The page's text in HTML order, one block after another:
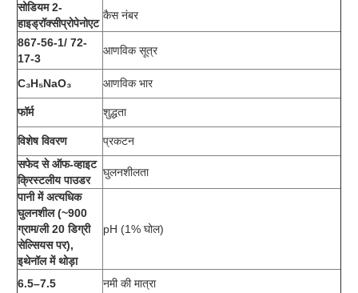
सोडियम 2-
हाइड्रॉक्सीप्रोपेनोएट
कैस नंबर
867-56-1/ 72-
17-3
आणविक सूत्र
C₃H₅NaO₃ आणविक भार
फॉर्म शुद्धता
विशेष विवरण
प्रकटन
सफेद से ऑफ-व्हाइट
क्रिस्टलीय पाउडर
घुलनशीलता
पानी में अत्यधिक
घुलनशील (~900
ग्राम/ली 20 डिग्री
सेल्सियस पर),
इथेनॉल में थोड़ा
pH (1% घोल)
6.5–7.5 नमी की मात्रा